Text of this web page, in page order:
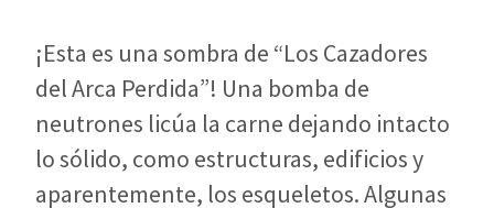
¡Esta es una sombra de “Los Cazadores
del Arca Perdida”! Una bomba de
neutrones licúa la carne dejando intacto
lo sólido, como estructuras, edificios y
aparentemente, los esqueletos. Algunas